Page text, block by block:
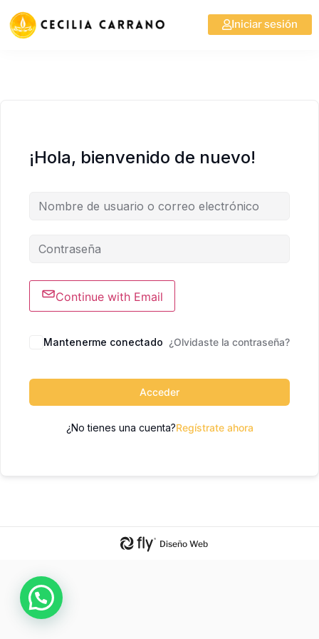
Iniciar sesión
¡Hola, bienvenido de nuevo!
Continue with Email
Mantenerme conectado ¿Olvidaste la contraseña?
Acceder
¿No tienes una cuenta?Regístrate ahora
Diseño Web